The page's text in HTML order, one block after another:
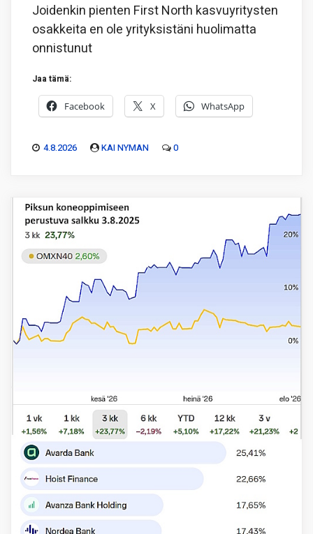
Joidenkin pienten First North kasvuyritysten
osakkeita en ole yrityksistäni huolimatta
onnistunut
Jaa tämä:
Facebook X WhatsApp
4.8.2026 KAI NYMAN 0